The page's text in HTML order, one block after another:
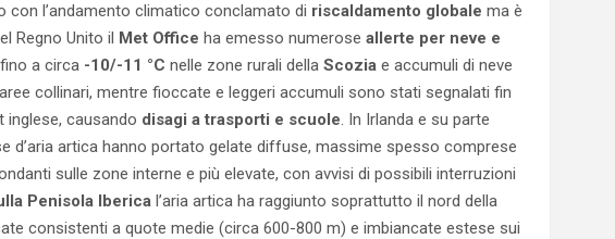
l’andamento climatico conclamato di riscaldamento globale ma è
Regno Unito il Met Office ha emesso numerose allerte per neve e
a circa -10/-11 °C nelle zone rurali della Scozia e accumuli di neve
collinari, mentre fioccate e leggeri accumuli sono stati segnalati fin
inglese, causando disagi a trasporti e scuole. In Irlanda e su parte
d’aria artica hanno portato gelate diffuse, massime spesso comprese
sulle zone interne e più elevate, con avvisi di possibili interruzioni
Penisola Iberica l’aria artica ha raggiunto soprattutto il nord della
consistenti a quote medie (circa 600-800 m) e imbiancate estese sui